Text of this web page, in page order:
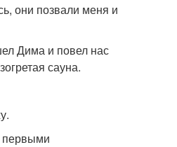
они позвали меня и
Дима и повел нас
сауна.
первыми